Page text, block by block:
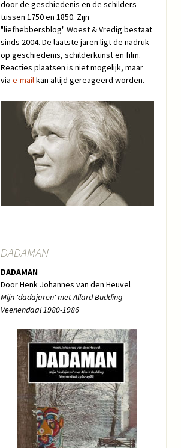
door de geschiedenis en de schilders
tussen 1750 en 1850. Zijn
"liefhebbersblog" Woest & Vredig bestaat
sinds 2004. De laatste jaren ligt de nadruk
op geschiedenis, schilderkunst en film.
Reacties plaatsen is niet mogelijk, maar
via e-mailkan altijd gereageerd worden.
DADAMAN
DADAMAN
Door Henk Johannes van den Heuvel
Mijn 'dadajaren' met Allard Budding -
Veenendaal 1980-1986